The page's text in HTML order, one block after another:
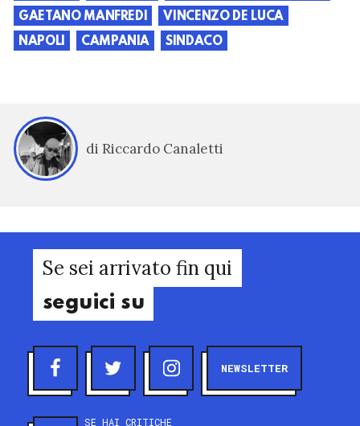
GAETANO MANFREDI
VINCENZO DE LUCA
NAPOLI
CAMPANIA SINDACO
di Riccardo Canaletti
Se sei arrivato fin qui
seguici su
NEWSLETTER
SE HAI CRITICHE